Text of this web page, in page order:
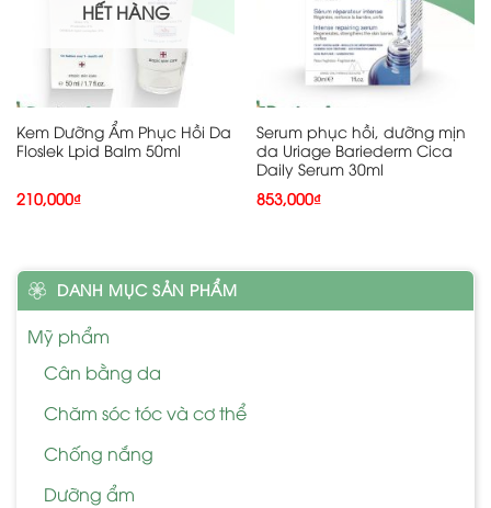
HẾT HÀNG
Kem Dưỡng Ẩm Phục Hồi Da
Floslek Lpid Balm 50ml
210,000₫
Serum phục hồi, dưỡng mịn
da Uriage Bariederm Cica
Daily Serum 30ml
853,000₫
DANH MỤC SẢN PHẨM
Mỹ phẩm
Cân bằng da
Chăm sóc tóc và cơ thể
Chống nắng
Dưỡng ẩm